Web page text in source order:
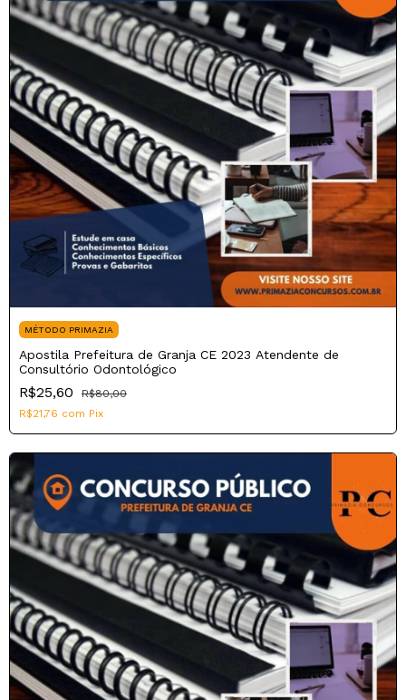
MÉTODO PRIMAZIA
Apostila Prefeitura de Granja CE 2023 Atendente de
Consultório Odontológico
R$25,60
R$80,00
R$21,76 com Pix